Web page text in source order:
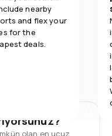
nearby
and flex your
for the
deals.
olan en ucuz